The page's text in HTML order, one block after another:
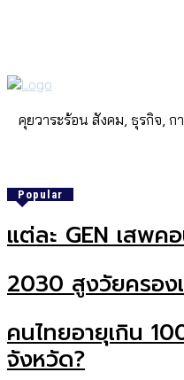
คุยวาระร้อน สังคม, ธุรกิจ,
Popular
แต่ละ GEN เสพค
2030 สูงวัยครอง
คนไทยอายุเกิน
จังหวัด?